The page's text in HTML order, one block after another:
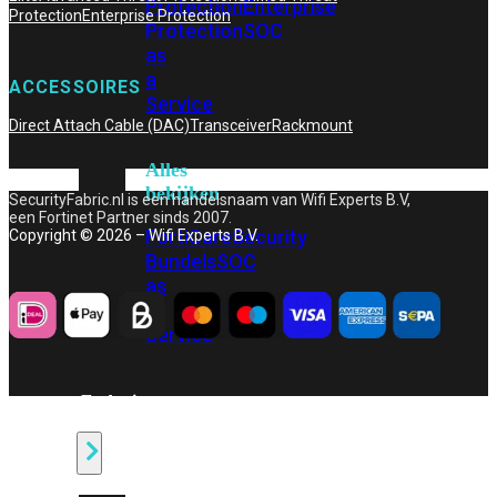
ProtectionEnterprise
ProtectionSOC
as
a
Service
Alles
bekijken
FortiCareSecurity
BundelsSOC
as
a
Service
Endpoint
ProtectionEnterprise Protection
ACCESSOIRES
Direct Attach Cable (DAC)TransceiverRackmount
SecurityFabric.nl is een handelsnaam van Wifi Experts B.V,
een Fortinet Partner sinds 2007.
Copyright © 2026 – Wifi Experts B.V.